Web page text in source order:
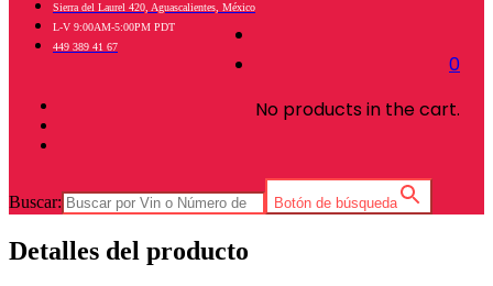
0
No products in the cart.
Sierra del Laurel 420, Aguascalientes, México
L-V 9:00AM-5:00PM PDT
449 389 41 67
Buscar: Botón de búsqueda
Detalles del producto